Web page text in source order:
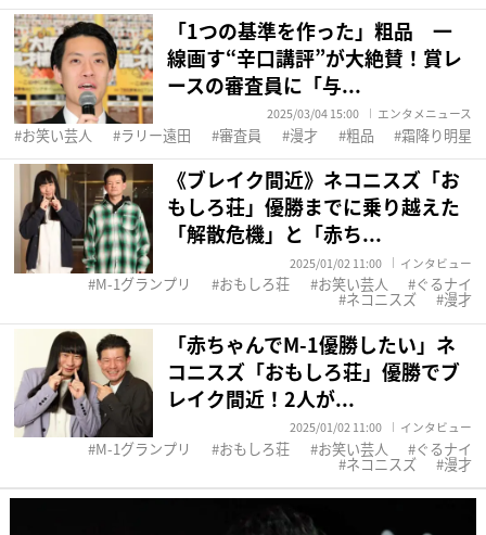
「1つの基準を作った」粗品 一
線画す“辛口講評”が大絶賛！賞レ
ースの審査員に「与...
2025/03/04 15:00 エンタメニュース
お笑い芸人 ラリー遠田 審査員 漫才 粗品 霜降り明星
《ブレイク間近》ネコニスズ「お
もしろ荘」優勝までに乗り越えた
「解散危機」と「赤ち...
2025/01/02 11:00 インタビュー
M-1グランプリ おもしろ荘 お笑い芸人 ぐるナイ
ネコニスズ 漫才
「赤ちゃんでM-1優勝したい」ネ
コニスズ「おもしろ荘」優勝でブ
レイク間近！2人が...
2025/01/02 11:00 インタビュー
M-1グランプリ おもしろ荘 お笑い芸人 ぐるナイ
ネコニスズ 漫才